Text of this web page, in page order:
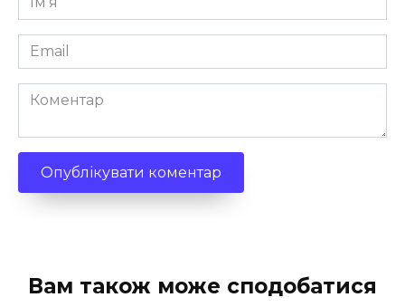
*
Email
*
Коментар
Вам також може сподобатися